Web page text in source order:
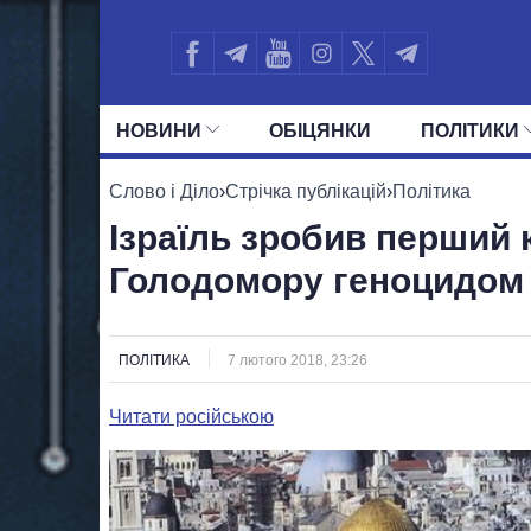
НОВИНИ ОБIЦЯНКИ ПОЛIТИКИ
УСІ ПОЛІТИКИ ПРЕЗИДЕНТ І ОФІС
Слово і Діло›Стрічка публікацій›Політика
Ізраїль зробив перший
Голодомору геноцидом
ПОЛІТИКА 7 лютого 2018, 23:26
Читати російською